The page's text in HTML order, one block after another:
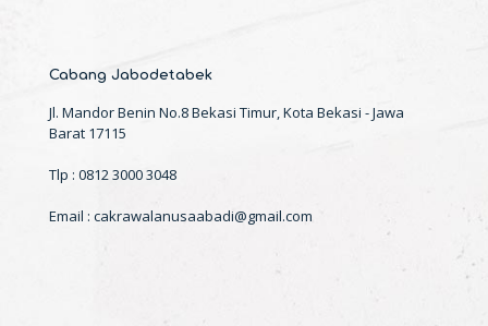
Cabang Jabodetabek
Jl. Mandor Benin No.8 Bekasi Timur, Kota Bekasi - Jawa
Barat 17115
Tlp : 0812 3000 3048
Email : cakrawalanusaabadi@gmail.com